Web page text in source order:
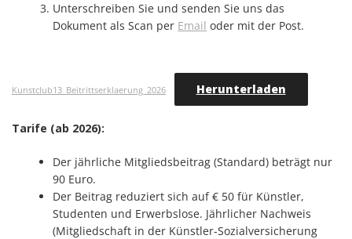
Unterschreiben Sie und senden Sie uns das
Dokument als Scan per Email oder mit der Post.
Kunstclub13_Beitrittserklaerung_2026 Herunterladen
Tarife (ab 2026):
Der jährliche Mitgliedsbeitrag (Standard) beträgt nur
90 Euro.
Der Beitrag reduziert sich auf € 50 für Künstler,
Studenten und Erwerbslose. Jährlicher Nachweis
(Mitgliedschaft in der Künstler-Sozialversicherung